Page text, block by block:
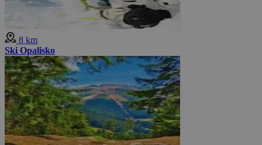
8 km
Ski Opalisko